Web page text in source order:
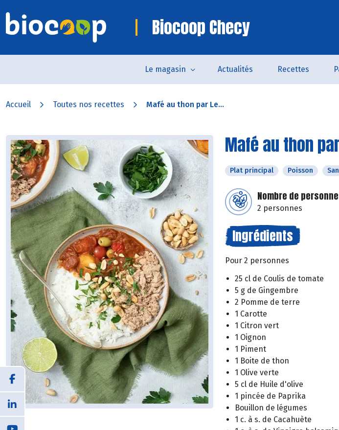
Biocoop Checy
Le magasin Actualités Recettes
Accueil Toutes nos recettes Mafé au thon par Le...
Mafé au thon
Plat principal Poisson
Nombre de
2 personnes
Ingrédients
Pour 2 personnes
25 cl de Coulis de tomate
5 g de Gingembre
2 Pomme de terre
1 Carotte
1 Citron vert
1 Oignon
1 Piment
1 Boite de thon
1 Olive verte
5 cl de Huile d'olive
1 pincée de Paprika
Bouillon de légumes
1 c. à s. de Cacahuète